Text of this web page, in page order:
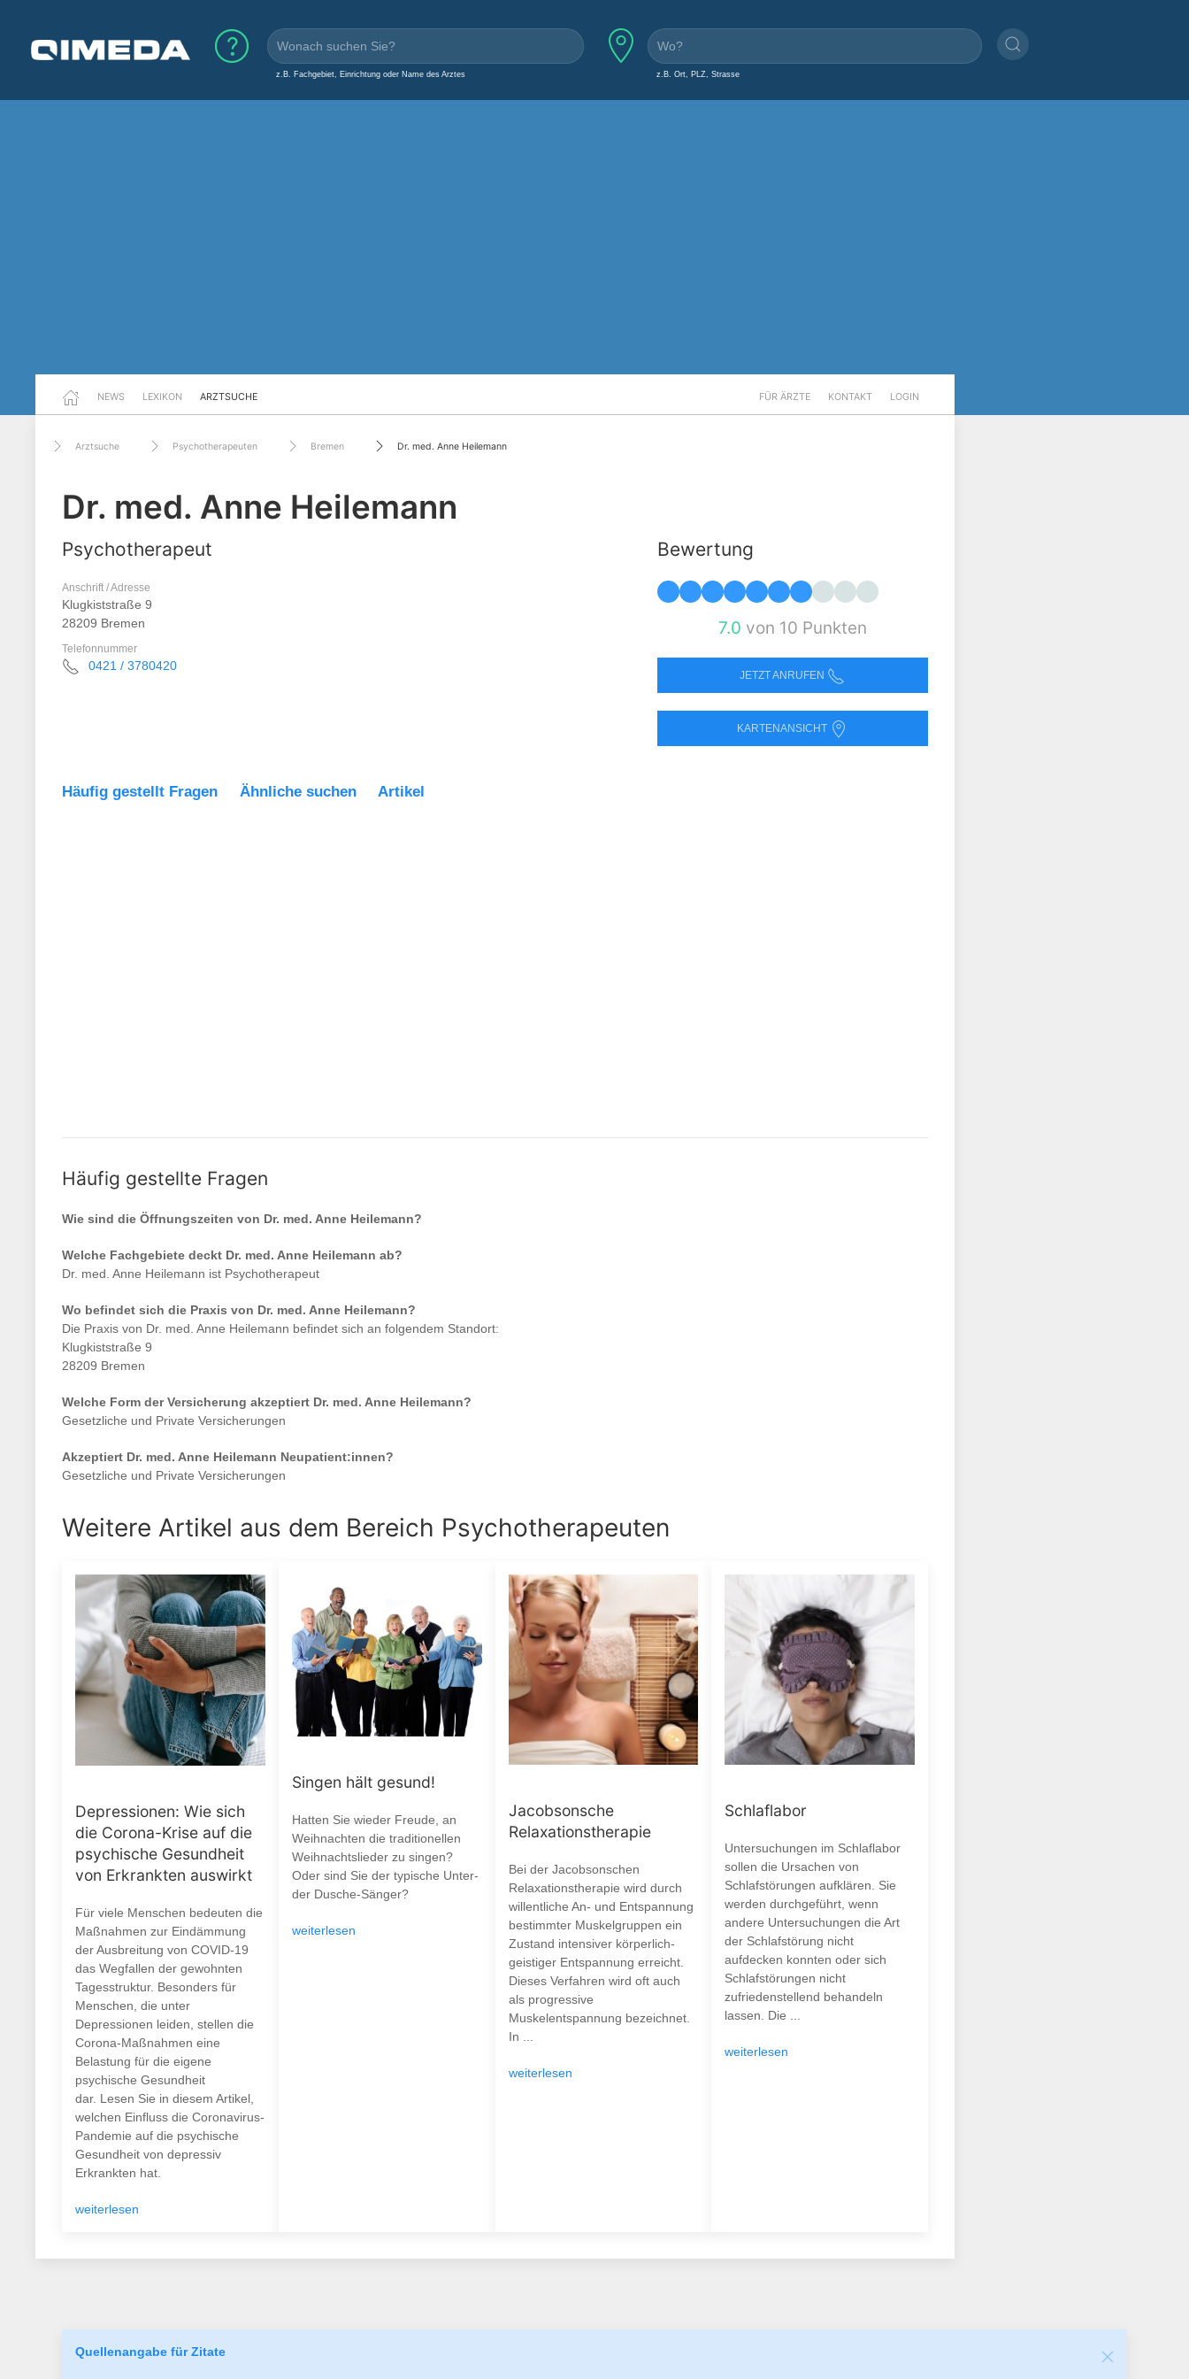
z.B. Fachgebiet, Einrichtung oder Name des Arztes z.B. Ort, PLZ, Strasse
NEWS LEXIKON ARZTSUCHE FÜR ÄRZTE KONTAKT LOGIN
Arztsuche Psychotherapeuten Bremen Dr. med. Anne Heilemann
Dr. med. Anne Heilemann
Psychotherapeut
Anschrift / Adresse
Klugkiststraße 9
28209 Bremen
Telefonnummer
0421 / 3780420
Bewertung
7.0 von 10 Punkten
JETZT ANRUFEN
KARTENANSICHT
Häufig gestellt Fragen Ähnliche suchen Artikel
Häufig gestellte Fragen
Wie sind die Öffnungszeiten von Dr. med. Anne Heilemann?
Welche Fachgebiete deckt Dr. med. Anne Heilemann ab?
Dr. med. Anne Heilemann ist Psychotherapeut
Wo befindet sich die Praxis von Dr. med. Anne Heilemann?
Die Praxis von Dr. med. Anne Heilemann befindet sich an folgendem Standort:
Klugkiststraße 9
28209 Bremen
Welche Form der Versicherung akzeptiert Dr. med. Anne Heilemann?
Gesetzliche und Private Versicherungen
Akzeptiert Dr. med. Anne Heilemann Neupatient:innen?
Gesetzliche und Private Versicherungen
Weitere Artikel aus dem Bereich Psychotherapeuten
Depressionen: Wie sich
die Corona-Krise auf die
psychische Gesundheit
von Erkrankten auswirkt
Für viele Menschen bedeuten die
Maßnahmen zur Eindämmung
der Ausbreitung von COVID-19
das Wegfallen der gewohnten
Tagesstruktur. Besonders für
Menschen, die unter
Depressionen leiden, stellen die
Corona-Maßnahmen eine
Belastung für die eigene
psychische Gesundheit
dar. Lesen Sie in diesem Artikel,
welchen Einfluss die Coronavirus-
Pandemie auf die psychische
Gesundheit von depressiv
Erkrankten hat.
weiterlesen
Singen hält gesund!
Hatten Sie wieder Freude, an
Weihnachten die traditionellen
Weihnachtslieder zu singen?
Oder sind Sie der typische Unter-
der Dusche-Sänger?
weiterlesen
Jacobsonsche
Relaxationstherapie
Bei der Jacobsonschen
Relaxationstherapie wird durch
willentliche An- und Entspannung
bestimmter Muskelgruppen ein
Zustand intensiver körperlich-
geistiger Entspannung erreicht.
Dieses Verfahren wird oft auch
als progressive
Muskelentspannung bezeichnet.
In ...
weiterlesen
Schlaflabor
Untersuchungen im Schlaflabor
sollen die Ursachen von
Schlafstörungen aufklären. Sie
werden durchgeführt, wenn
andere Untersuchungen die Art
der Schlafstörung nicht
aufdecken konnten oder sich
Schlafstörungen nicht
zufriedenstellend behandeln
lassen. Die ...
weiterlesen
Quellenangabe für Zitate